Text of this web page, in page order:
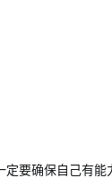
要确保自己有